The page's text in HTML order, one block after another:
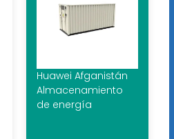
Huawei Afganistán
Almacenamiento
de energía